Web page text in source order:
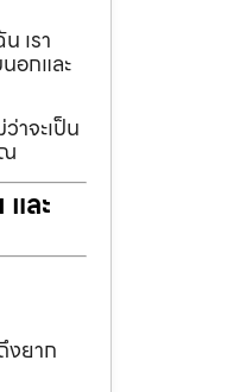
เรา
อกและ
าจะเป็น
ละ
งยาก